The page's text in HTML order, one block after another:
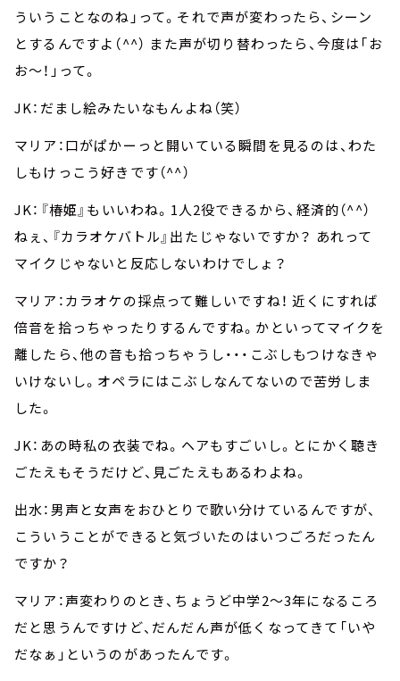
ういうことなのね」って。それで声が変わったら、シーン
とするんですよ（^^） また声が切り替わったら、今度は「お
お～！」って。
JK：だまし絵みたいなもんよね（笑）
マリア：口がぱかーっと開いている瞬間を見るのは、わた
しもけっこう好きです（^^）
JK：『椿姫』もいいわね。1人2役できるから、経済的（^^）
ねぇ、『カラオケバトル』出たじゃないですか？ あれって
マイクじゃないと反応しないわけでしょ？
マリア：カラオケの採点って難しいですね！ 近くにすれば
倍音を拾っちゃったりするんですね。かといってマイクを
離したら、他の音も拾っちゃうし・・・こぶしもつけなきゃ
いけないし。オペラにはこぶしなんてないので苦労しま
した。
JK：あの時私の衣装でね。ヘアもすごいし。とにかく聴き
ごたえもそうだけど、見ごたえもあるわよね。
出水：男声と女声をおひとりで歌い分けているんですが、
こういうことができると気づいたのはいつごろだったん
ですか？
マリア：声変わりのとき、ちょうど中学2～3年になるころ
だと思うんですけど、だんだん声が低くなってきて「いや
だなぁ」というのがあったんです。